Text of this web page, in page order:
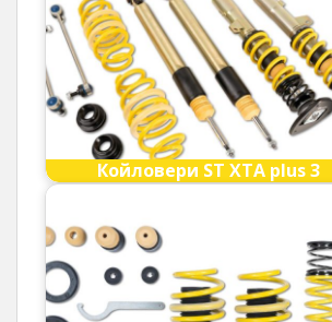
Койловери ST XTA plus 3